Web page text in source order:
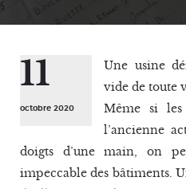
11
octobre 2020
Une usine
vide de toute
Même si les
l’ancienne
doigts d’une main, on
impeccable des bâtiments.